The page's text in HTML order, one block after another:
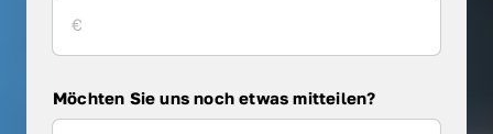
Möchten Sie uns noch etwas mitteilen?